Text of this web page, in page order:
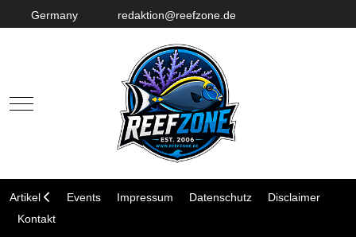
Germany redaktion@reefzone.de
Mobile Menu Toggle
Artikel Events Impressum Datenschutz
Disclaimer
Kontakt